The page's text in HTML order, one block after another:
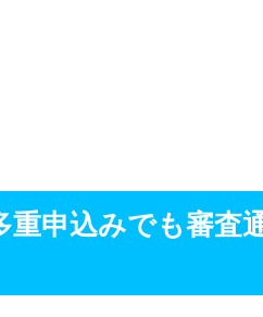
申込みでも審査